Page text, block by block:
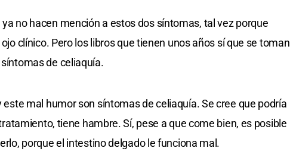
no hacen mención a estos dos síntomas, tal vez porque
clínico. Pero los libros que tienen unos años sí que se toman
de celiaquía.
mal humor son síntomas de celiaquía. Se cree que podría
tiene hambre. Sí, pese a que come bien, es posible
porque el intestino delgado le funciona mal.